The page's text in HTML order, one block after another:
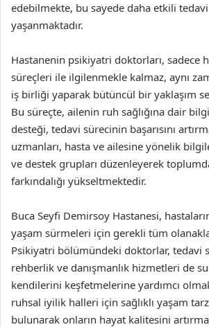
edebilmekte, bu sayede daha etkili
yaşanmaktadır.
Hastanenin psikiyatri doktorları, sadece
süreçleri ile ilgilenmekle kalmaz, aynı
iş birliği yaparak bütüncül bir yaklaşım
Bu süreçte, ailenin ruh sağlığına dair
desteği, tedavi sürecinin başarısını
uzmanları, hasta ve ailesine yönelik
ve destek grupları düzenleyerek
farkındalığı yükseltmektedir.
Buca Seyfi Demirsoy Hastanesi,
yaşam sürmeleri için gerekli tüm
Psikiyatri bölümündeki doktorlar, tedavi
rehberlik ve danışmanlık hizmetleri de
kendilerini keşfetmelerine yardımcı
ruhsal iyilik halleri için sağlıklı yaşam
bulunarak onların hayat kalitesini